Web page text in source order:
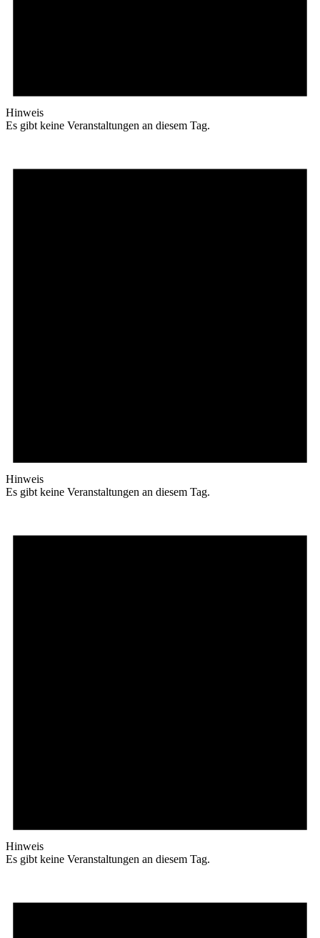
Hinweis
Es gibt keine Veranstaltungen an diesem Tag.
Hinweis
Es gibt keine Veranstaltungen an diesem Tag.
Hinweis
Es gibt keine Veranstaltungen an diesem Tag.